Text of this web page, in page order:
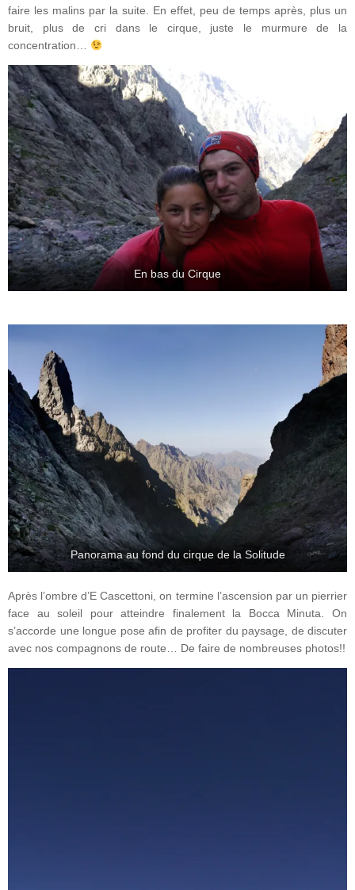
faire les malins par la suite. En effet, peu de temps après, plus un
bruit, plus de cri dans le cirque, juste le murmure de la
concentration…
En bas du Cirque
Panorama au fond du cirque de la Solitude
Après l’ombre d’E Cascettoni, on termine l’ascension par un pierrier
face au soleil pour atteindre finalement la Bocca Minuta. On
s’accorde une longue pose afin de profiter du paysage, de discuter
avec nos compagnons de route… De faire de nombreuses photos!!